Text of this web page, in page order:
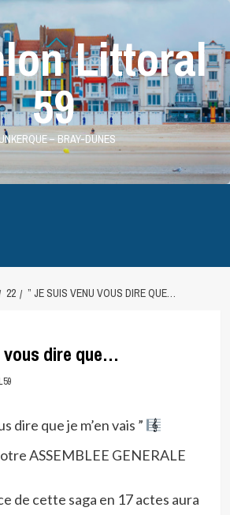
Littoral
59
– BRAY-DUNES
22 ” JE SUIS VENU VOUS DIRE QUE…
vous dire que…
dire que je m’en vais ”
ASSEMBLEE GENERALE
de cette saga en 17 actes aura